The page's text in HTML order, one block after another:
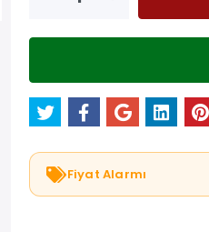
Fiyat Alarmı